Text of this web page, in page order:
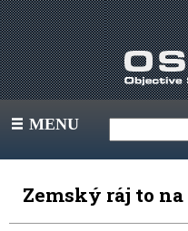
III MENU
Zemský ráj to